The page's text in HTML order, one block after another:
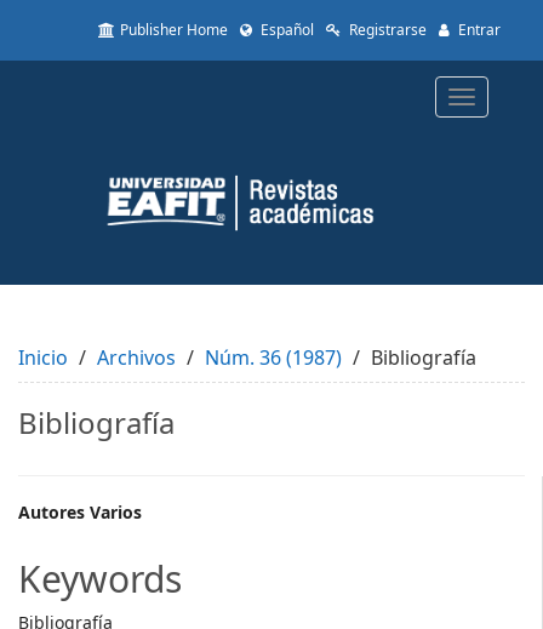
to
Content
Sidebar
Publisher Home Español Registrarse Entrar
Toggle
Inicio Archivos Núm. 36 (1987) Bibliografía
Bibliografía
Main
Article
Content
Autores Varios
Keywords
Bibliografía